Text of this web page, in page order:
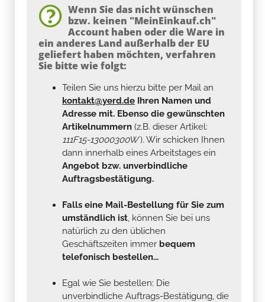
Wenn Sie das nicht wünschen
bzw. keinen "MeinEinkauf.ch"
Account haben oder die Ware in
ein anderes Land außerhalb der EU
geliefert haben möchten, verfahren
Sie bitte wie folgt:
Teilen Sie uns hierzu bitte per Mail an
kontakt@yerd.de Ihren Namen und
Adresse mit. Ebenso die gewünschten
Artikelnummern (z.B. dieser Artikel:
111F15-13000300W). Wir schicken Ihnen
dann innerhalb eines Arbeitstages ein
Angebot bzw. unverbindliche
Auftragsbestätigung.
Falls eine Mail-Bestellung für Sie zum
umständlich ist, können Sie bei uns
natürlich zu den üblichen
Geschäftszeiten immer bequem
telefonisch bestellen...
Egal wie Sie bestellen: Die
unverbindliche Auftrags-Bestätigung, die